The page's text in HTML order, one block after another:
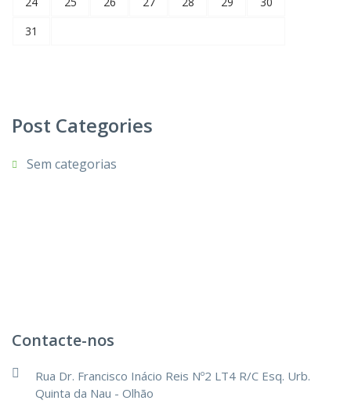
31
Post Categories
Sem categorias
Contacte-nos
Rua Dr. Francisco Inácio Reis Nº2 LT4 R/C Esq. Urb.
Quinta da Nau - Olhão